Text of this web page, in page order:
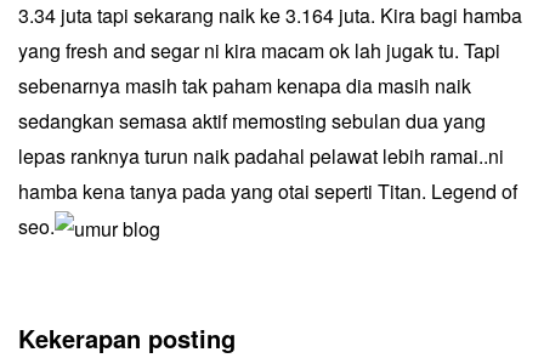
3.34 juta tapi sekarang naik ke 3.164 juta. Kira bagi hamba
yang fresh and segar ni kira macam ok lah jugak tu. Tapi
sebenarnya masih tak paham kenapa dia masih naik
sedangkan semasa aktif memosting sebulan dua yang
lepas ranknya turun naik padahal pelawat lebih ramai..ni
hamba kena tanya pada yang otai seperti Titan. Legend of
seo.
Kekerapan posting